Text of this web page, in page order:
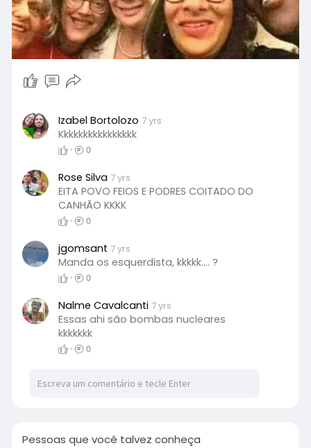
Izabel Bortolozo 7 yrs
Kkkkkkkkkkkkkkkk
· 0
Rose Silva 7 yrs
EITA POVO FEIOS E PODRES COITADO DO
CANHÃO KKKK
· 0
jgomsant 7 yrs
Manda os esquerdista, kkkkk.... ?
· 0
Nalme Cavalcanti 7 yrs
Essas ahi são bombas nucleares
kkkkkkk
· 0
Pessoas que você talvez conheça